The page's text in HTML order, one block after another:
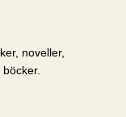
noveller,